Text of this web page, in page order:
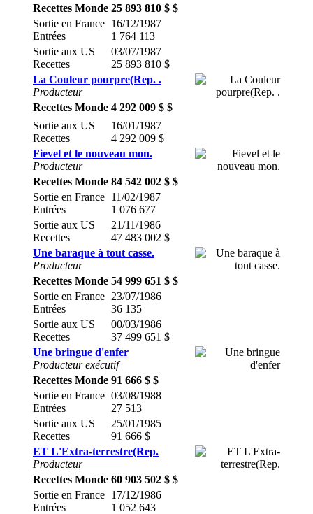
Recettes Monde 25 893 810 $ $
Sortie en France
Entrées
16/12/1987
1 764 113
Sortie aux US
Recettes
03/07/1987
25 893 810 $
La Couleur pourpre(Rep. .
Producteur
Recettes Monde 4 292 009 $ $
Sortie aux US
Recettes
16/01/1987
4 292 009 $
Fievel et le nouveau mon.
Producteur
Recettes Monde 84 542 002 $ $
Sortie en France
Entrées
11/02/1987
1 076 677
Sortie aux US
Recettes
21/11/1986
47 483 002 $
Une baraque à tout casse.
Producteur
Recettes Monde 54 999 651 $ $
Sortie en France
Entrées
23/07/1986
36 135
Sortie aux US
Recettes
00/03/1986
37 499 651 $
Une bringue d'enfer
Producteur exécutif
Recettes Monde 91 666 $ $
Sortie en France
Entrées
03/08/1988
27 513
Sortie aux US
Recettes
25/01/1985
91 666 $
ET L'Extra-terrestre(Rep.
Producteur
Recettes Monde 60 903 502 $ $
Sortie en France
Entrées
17/12/1986
1 052 643